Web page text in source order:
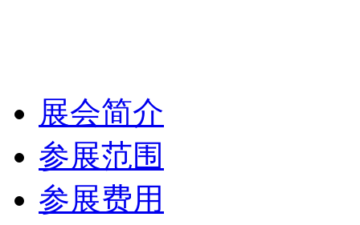
展会简介
参展范围
参展费用